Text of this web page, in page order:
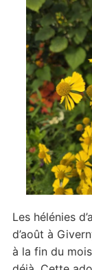
Les hélénies
d’août à
à la fin du